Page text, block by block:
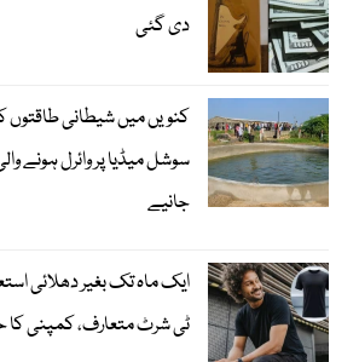
دی گئی
کنویں میں شیطانی طاقتوں
سوشل میڈیا پر وائرل ہونے
جانیے
ایک ماہ تک بغیر دھلائی
ٹی شرٹ متعارف، کمپنی کا